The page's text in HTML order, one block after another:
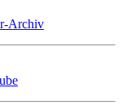
Archiv